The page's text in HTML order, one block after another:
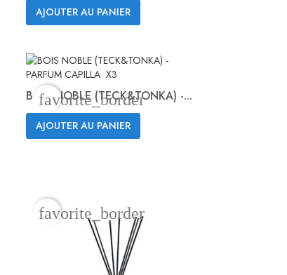
 Aperçu rapide
AJOUTER AU PANIER
 Aperçu rapide
BOIS NOBLE (TECK&TONKA) -...
AJOUTER AU PANIER
favorite_border
favorite_border